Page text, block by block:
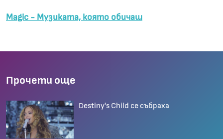
Magic - Музиката, която обичаш
Прочети още
Destiny's Child се събраха